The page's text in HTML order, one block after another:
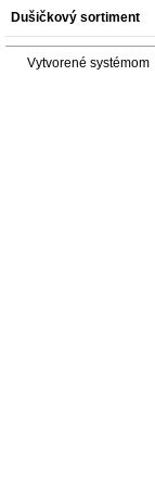
Dušičkový sortiment
Vytvorené systémom